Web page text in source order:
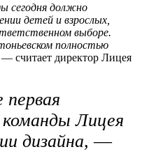
сегодня должно
детей и взрослых,
выборе.
полностью
— считает директор Лицея
Лицея
дизайна, —